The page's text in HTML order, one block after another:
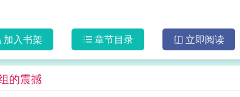
加入书架 章节目录 立即阅读
的震撼